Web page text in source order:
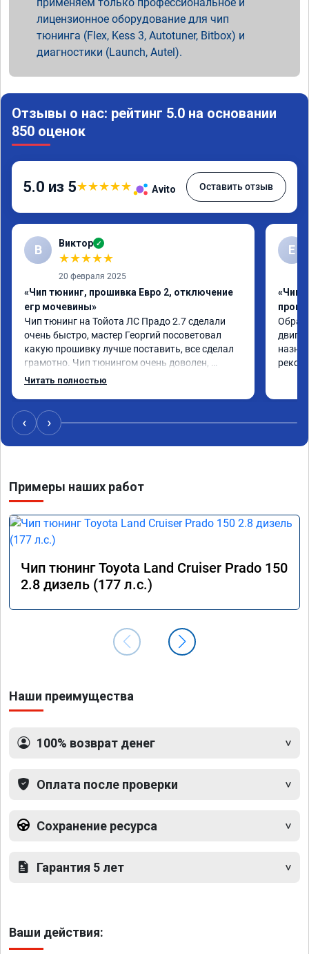
лицензионное оборудование для чип
тюнинга (Flex, Kess 3, Autotuner, Bitbox) и
диагностики (Launch, Autel).
Отзывы о нас: рейтинг 5.0 на основании
850 оценок
5.0 из 5★★★★★ Avito Оставить отзыв
В Виктор ✓
★★★★★
20 февраля 2025
«Чип тюнинг, прошивка Евро 2, отключение
егр мочевины»
Чип тюнинг на Тойота ЛС Прадо 2.7 сделали
очень быстро, мастер Георгий посоветовал
какую прошивку лучше поставить, все сделал
грамотно. Чип тюнингом очень доволен,
машина ожила немного, отзыв на педаль газа
провалы. Расход топлива остался таким же, но
динамика улучшилась. Советую этот сервис
всем. Спасибо!!!
Читать полностью
Е
«Чип
‹ ›
Примеры наших работ
Чип тюнинг Toyota Land Cruiser Prado 150
2.8 дизель (177 л.с.)
Наши преимущества
100% возврат денег
Оплата после проверки
Сохранение ресурса
Гарантия 5 лет
Ваши действия: